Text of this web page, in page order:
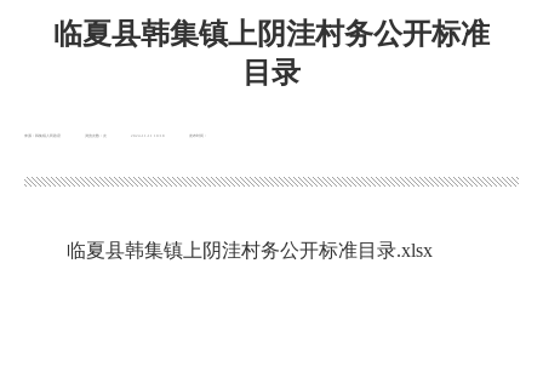
临夏县韩集镇上阴洼村务公开标准
目录
来源：韩集镇人民政府 浏览次数： 发布时间：
2024-11-11 10:18
临夏县韩集镇上阴洼村务公开标准目录.xlsx